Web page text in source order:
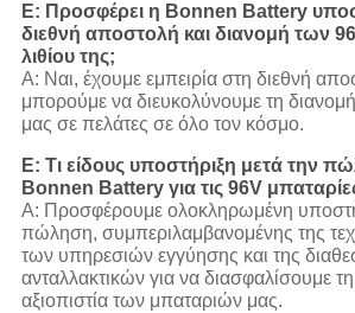
Ε: Προσφέρει η Bonnen Battery
διεθνή αποστολή και διανομή των
λιθίου της;
Α: Ναι, έχουμε εμπειρία στη διεθνή
μπορούμε να διευκολύνουμε τη
μας σε πελάτες σε όλο τον κόσμο.
Ε: Τι είδους υποστήριξη μετά την
Bonnen Battery για τις 96V
Α: Προσφέρουμε ολοκληρωμένη
πώληση, συμπεριλαμβανομένης της
των υπηρεσιών εγγύησης και της
ανταλλακτικών για να διασφαλίσουμε
αξιοπιστία των μπαταριών μας.